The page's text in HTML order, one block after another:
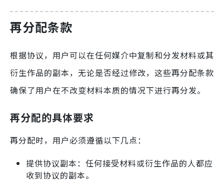
再分配条款
根据协议，用户可以在任何媒介中复制和分发材料或其
衍生作品的副本，无论是否经过修改，这些再分配条款
确保了用户在不改变材料本质的情况下进行再分发。
再分配的具体要求
再分配时，用户必须遵循以下几点：
提供协议副本：任何接受材料或衍生作品的人都应
收到协议的副本。